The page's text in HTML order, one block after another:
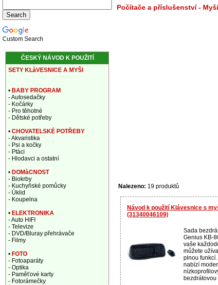
Počítače a příslušenství -
Nalezeno: 19 produktů
Návod k použití Klávesnice s
(31340046109)
Sada
Genius KB-
vaše
můžete
plnou
nabízí
bezdrátovou
Custom Search
ČESKÝ NÁVOD K POUŽITÍ
SETY KLàVESNICE A MYŠI
• BABY PROGRAM
- Autosedačky
- Kočárky
- Pro těhotné
- Dětské potřeby
• CHOVATELSKÉ POTŘEBY
- Akvaristika
- Psi a kočky
- Ptáci
- Hlodavci a ostatní
• DOMàCNOST
- Biokrby
- Kuchyňské pomůcky
- Úklid
- Koupelna
• ELEKTRONIKA
- Auto HIFI
- Televize
- DVD/Bluray přehrávače
- Filmy
• FOTO
- Fotoaparáty
- Optika
- Paměťové karty
- Fotorámečky